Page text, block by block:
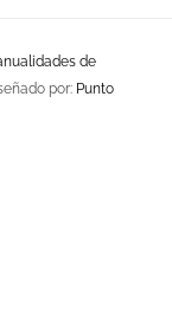
de
por: Punto